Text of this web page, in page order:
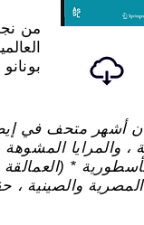
من
بونانو
أشهر متحف في
والمرايا المشوهة ،
*
والصينية